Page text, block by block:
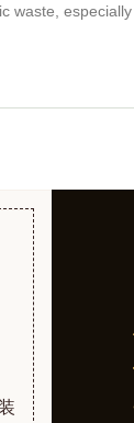
waste, especially